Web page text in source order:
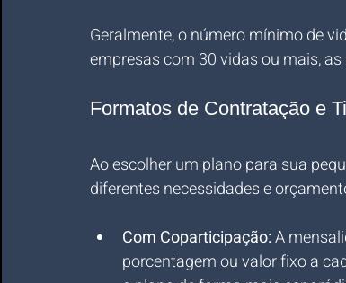
Geralmente, o número mínimo de
empresas com 30 vidas ou mais,
Formatos de Contratação e
Ao escolher um plano para sua
diferentes necessidades e
Com Coparticipação: A
porcentagem ou valor fixo a